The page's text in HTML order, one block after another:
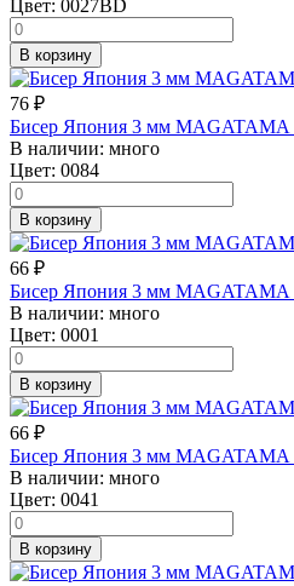
Цвет: 0027BD
В корзину
76 ₽
Бисер Япония 3 мм MAGATAMA
В наличии: много
Цвет: 0084
В корзину
66 ₽
Бисер Япония 3 мм MAGATAMA
В наличии: много
Цвет: 0001
В корзину
66 ₽
Бисер Япония 3 мм MAGATAMA
В наличии: много
Цвет: 0041
В корзину